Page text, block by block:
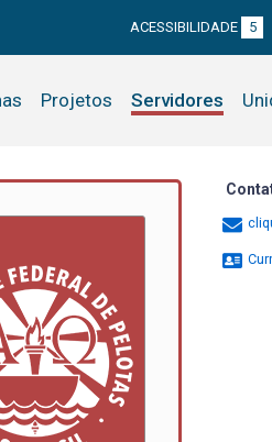
ACESSIBILIDADE 5
Projetos Servidores